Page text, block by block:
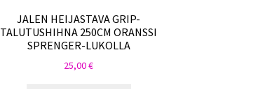
JALEN HEIJASTAVA GRIP-
TALUTUSHIHNA 250CM ORANSSI
SPRENGER-LUKOLLA
25,00€